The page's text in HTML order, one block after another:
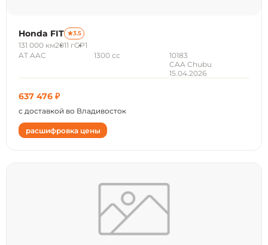
Honda FIT 3.5
131 000 км2011 гGP1
AT AAC
1300 сс
10183
CAA Chubu
15.04.2026
637 476 ₽
с доставкой во Владивосток
расшифровка цены